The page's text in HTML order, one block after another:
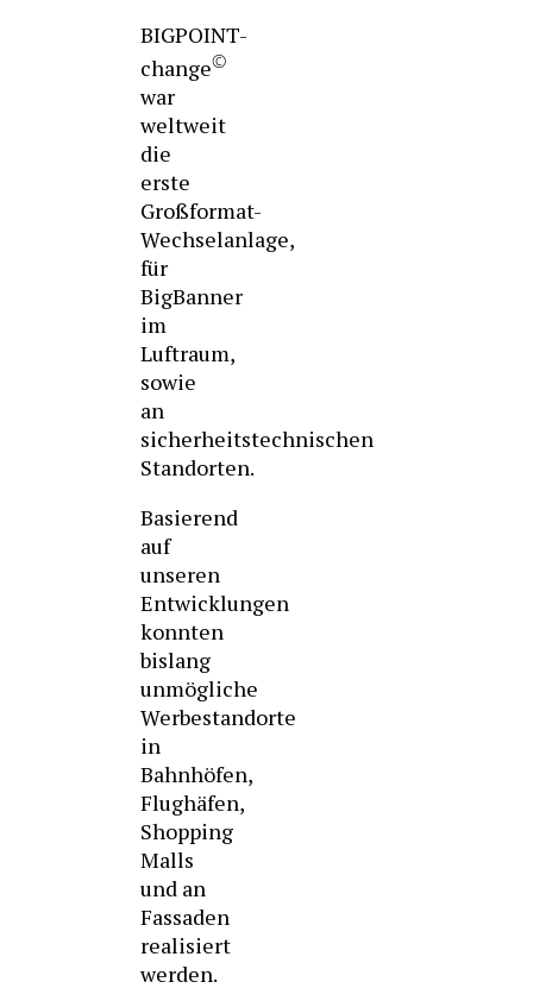
BIGPOINT-
change©
war
weltweit
die
erste
Großformat-
Wechselanlage,
für
BigBanner
im
Luftraum,
sowie
an
sicherheitstechnischen
Standorten.
Basierend
auf
unseren
Entwicklungen
konnten
bislang
unmögliche
Werbestandorte
in
Bahnhöfen,
Flughäfen,
Shopping
Malls
und an
Fassaden
realisiert
werden.